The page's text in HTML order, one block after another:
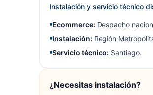
Instalación y servicio técnico
Ecommerce: Despacho
Instalación: Región
Servicio técnico: Santiago.
¿Necesitas instalación?